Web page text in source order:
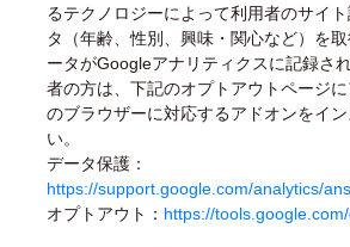
るテクノロジーによって利用者のサイ
タ（年齢、性別、興味・関心など）を
ータがGoogleアナリティクスに記録さ
者の方は、下記のオプトアウトページ
のブラウザーに対応するアドオンをイ
い。
データ保護：
https://support.google.com/analytics/
オプトアウト： https://